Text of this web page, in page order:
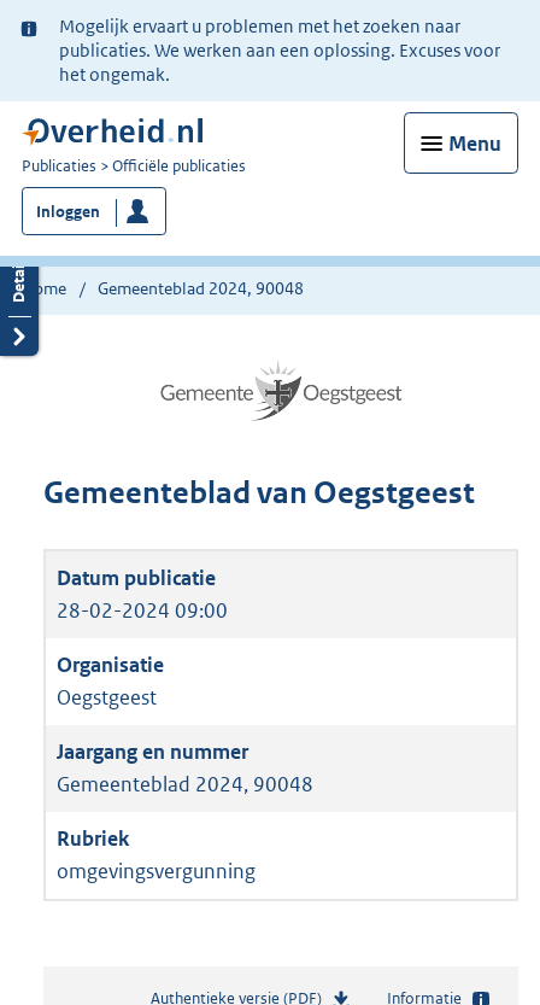
Ter
informatie:
Mogelijk ervaart u problemen met het zoeken naar
publicaties. We werken aan een oplossing. Excuses voor
het ongemak.
Menu
U
bent
nu
hier:
Publicaties Officiële publicaties
Inloggen
Home Gemeenteblad 2024, 90048
Gemeenteblad van Oegstgeest
28-02-2024 09:00
Oegstgeest
Gemeenteblad 2024, 90048
omgevingsvergunning
Authentieke versie (PDF)b
Informatie